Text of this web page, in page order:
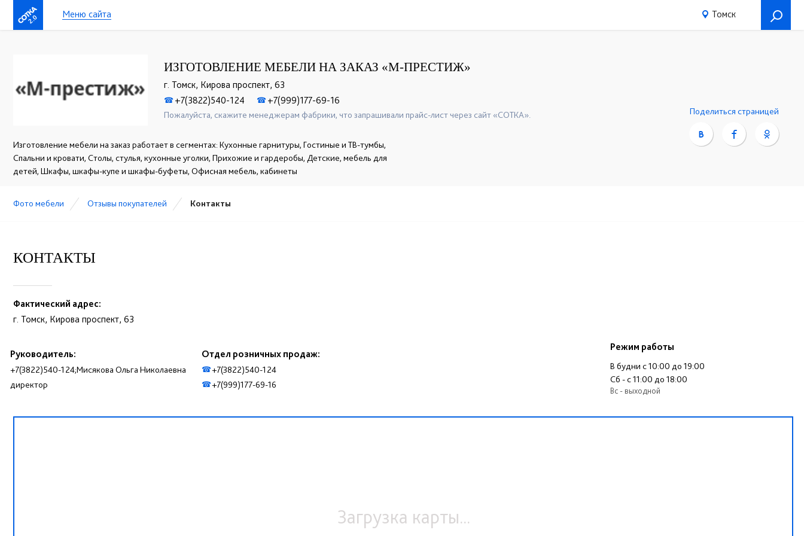
2.0 Меню сайта Томск
ИЗГОТОВЛЕНИЕ МЕБЕЛИ НА ЗАКАЗ «М-ПРЕСТИЖ»
г. Томск, Кирова проспект, 63
☎+7(3822)540-124 ☎+7(999)177-69-16
Пожалуйста, скажите менеджерам фабрики, что запрашивали прайс-лист через сайт «СОТКА».
Изготовление мебели на заказ работает в сегментах: Кухонные гарнитуры, Гостиные и ТВ-тумбы,
Спальни и кровати, Столы, стулья, кухонные уголки, Прихожие и гардеробы, Детские, мебель для
детей, Шкафы, шкафы-купе и шкафы-буфеты, Офисная мебель, кабинеты
Поделиться страницей
Фото мебели Отзывы покупателей Контакты
КОНТАКТЫ
Фактический адрес:
г. Томск, Кирова проспект, 63
Руководитель:
+7(3822)540-124;Мисякова Ольга Николаевна
директор
Отдел розничных продаж:
☎+7(3822)540-124
☎+7(999)177-69-16
Режим работы
В будни c 10:00 до 19:00
Сб - c 11:00 до 18:00
Вс - выходной
Загрузка карты...